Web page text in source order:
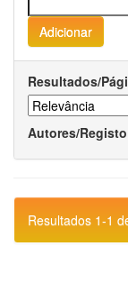
Resultados/
Autores/Registo
Resultados 1-1